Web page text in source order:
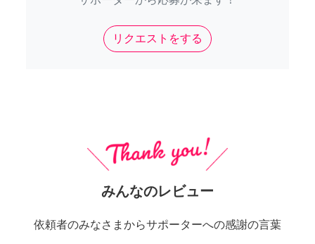
リクエストをする
みんなのレビュー
依頼者のみなさまからサポーターへの感謝の言葉